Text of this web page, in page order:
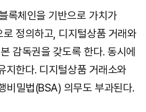
M
u
록체인을 기반으로 가치가
정의하고, 디지털상품 거래와
감독권을 갖도록 한다. 동시에
지한다. 디지털상품 거래소와
비밀법(BSA) 의무도 부과된다.